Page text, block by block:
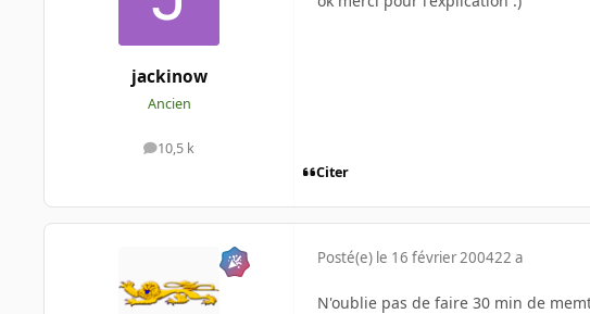
jackinow
Ancien
10,5 k
messages
Citer
Posté(e) le 16 février 200422 a
N'oublie pas de faire 30 min de